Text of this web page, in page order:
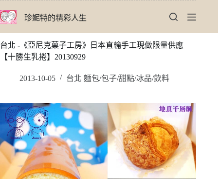
至
要
內
珍妮特的精彩人生
台北 -《亞尼克菓子工房》日本直輸手工現做限量供應
【十勝生乳捲】20130929
2013-10-05 台北 麵包/包子/甜點/冰品/飲料